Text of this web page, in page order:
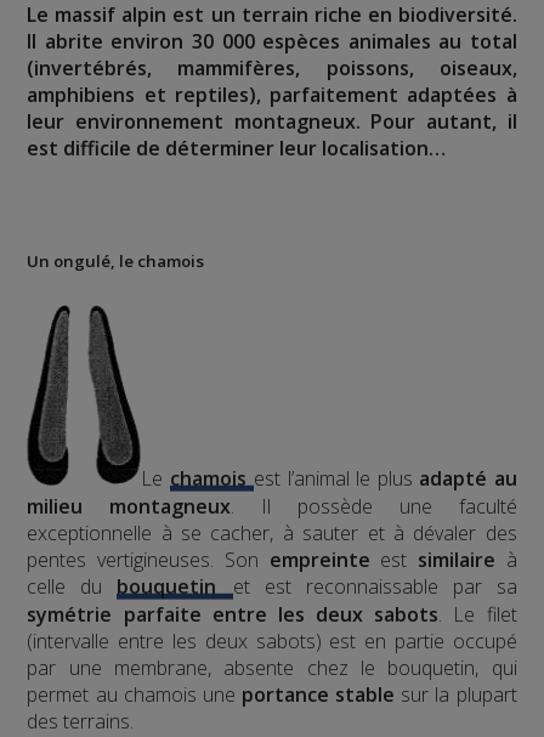
Le massif alpin est un terrain riche en biodiversité.
Il abrite environ 30 000 espèces animales au total
(invertébrés, mammifères, poissons, oiseaux,
amphibiens et reptiles), parfaitement adaptées à
leur environnement montagneux. Pour autant, il
est difficile de déterminer leur localisation…
Un ongulé, le chamois
Le chamois est l’animal le plus adapté au
milieu montagneux. Il possède une faculté
exceptionnelle à se cacher, à sauter et à dévaler des
pentes vertigineuses. Son empreinte est similaire à
celle dubouquetin et est reconnaissable par sa
symétrie parfaite entre les deux sabots. Le filet
(intervalle entre les deux sabots) est en partie occupé
par une membrane, absente chez le bouquetin, qui
permet au chamois une portance stable sur la plupart
des terrains.